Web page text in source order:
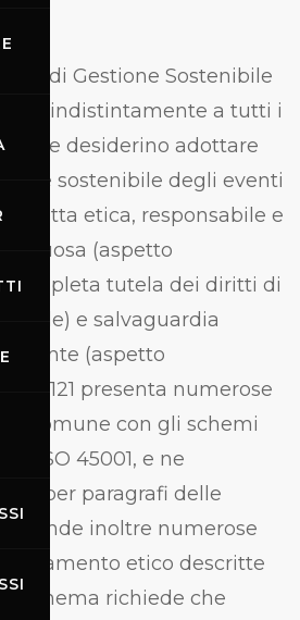
di Gestione Sostenibile
indistintamente a tutti i
che desiderino adottare
sostenibile degli eventi
etica, responsabile e
virtuosa (aspetto
completa tutela dei diritti di
e salvaguardia
(aspetto
20121 presenta numerose
in comune con gli schemi
e ISO 45001, e ne
per paragrafi delle
inoltre numerose
etico descritte
schema richiede che